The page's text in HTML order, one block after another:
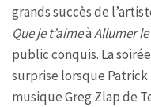
grands succès de
Que je t’aimeàAllumer
public conquis. La
surprise lorsque
musique Greg Zlap de